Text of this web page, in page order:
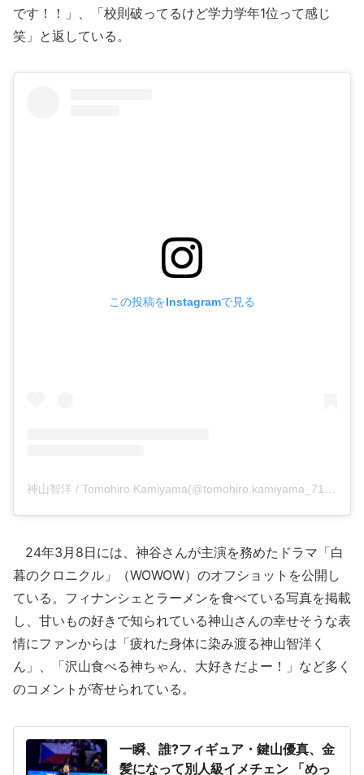
です！！」、「校則破ってるけど学力学年1位って感じ
笑」と返している。
この投稿をInstagramで見る
24年3月8日には、神谷さんが主演を務めたドラマ「白
暮のクロニクル」（WOWOW）のオフショットを公開し
ている。フィナンシェとラーメンを食べている写真を掲載
し、甘いもの好きで知られている神山さんの幸せそうな表
情にファンからは「疲れた身体に染み渡る神山智洋く
ん」、「沢山食べる神ちゃん、大好きだよー！」など多く
のコメントが寄せられている。
一瞬、誰?フィギュア・鍵山優真、金
髪になって別人級イメチェン 「めっ